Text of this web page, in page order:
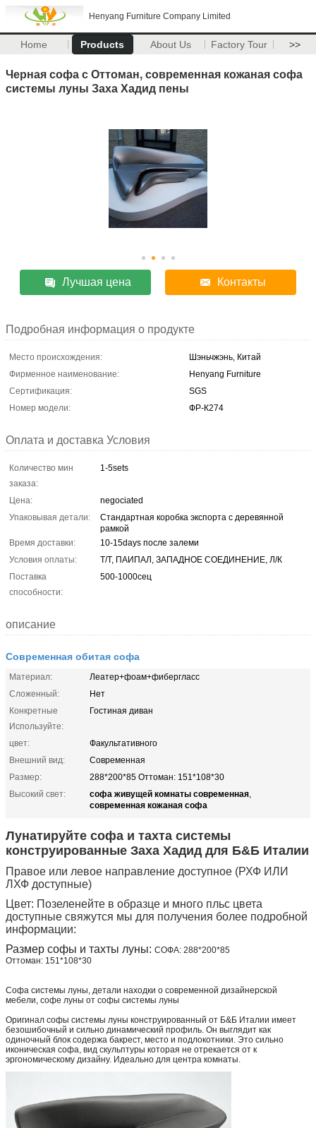
Henyang Furniture Company Limited
Home Products About Us Factory Tour >>
Черная софа с Оттоман, современная кожаная софа
системы луны Заха Хадид пены
Лучшая цена Контакты
Подробная информация о продукте
Место происхождения:
Шэньчжэнь, Китай
Фирменное наименование:
Henyang Furniture
Сертификация:
SGS
Номер модели:
ФР-К274
Оплата и доставка Условия
Количество мин
заказа:
1-5sets
Цена:
negociated
Упаковывая детали:
Стандартная коробка экспорта с деревянной
рамкой
Время доставки:
10-15days после залеми
Условия оплаты:
Т/Т, ПАИПАЛ, ЗАПАДНОЕ СОЕДИНЕНИЕ, Л/К
Поставка
способности:
500-1000сец
описание
Современная обитая софа
Материал:
Леатер+фоам+фибергласс
Сложенный:
Нет
Конкретные
Используйте:
Гостиная диван
цвет:
Факультативного
Внешний вид:
Современная
Размер:
288*200*85 Оттоман: 151*108*30
Высокий свет:
софа живущей комнаты современная,
современная кожаная софа
Лунатируйте софа и тахта системы
конструированные Заха Хадид для Б&Б Италии
Правое или левое направление доступное (РХФ ИЛИ
ЛХФ доступные)
Цвет: Позеленейте в образце и много пльс цвета
доступные свяжутся мы для получения более подробной
информации:
Размер софы и тахты луны: СОФА: 288*200*85
Оттоман: 151*108*30
Софа системы луны, детали находки о современной дизайнерской
мебели, софе луны от софы системы луны
Оригинал софы системы луны конструированный от Б&Б Италии имеет
безошибочный и сильно динамический профиль. Он выглядит как
одиночный блок содержа бакрест, место и подлокотники. Это сильно
иконическая софа, вид скульптуры которая не отрекается от к
эргономическому дизайну. Идеально для центра комнаты.